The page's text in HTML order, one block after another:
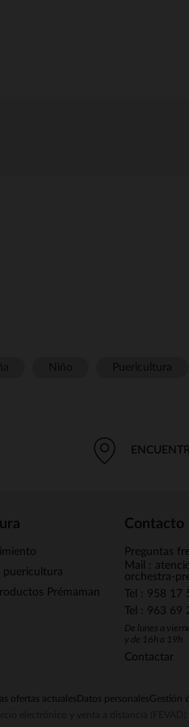
puericultura
Prémaman
Contacto
Preguntas
Mail :
orchestra-
Tel : 958 17
Tel : 963 69
De lunes a
y de 16h a 19h
Contactar
ofertas actuales Datos personalesGestión